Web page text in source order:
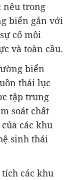
nêu trong
biển gắn với
cố môi
và toàn cầu.
biển
thải lục
tập trung
soát chất
các khu
sinh thái
các khu